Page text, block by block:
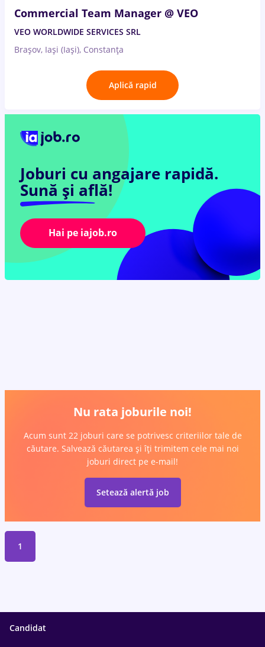
Commercial Team Manager @ VEO
VEO WORLDWIDE SERVICES SRL
Brașov, Iași (Iași), Constanța
Aplică rapid
Joburi cu angajare rapidă.
Sună și află!
Hai pe iajob.ro
Nu rata joburile noi!
Acum sunt 22 joburi care se potrivesc criteriilor tale de
căutare. Salvează căutarea și îți trimitem cele mai noi
joburi direct pe e-mail!
Setează alertă job
1
Candidat